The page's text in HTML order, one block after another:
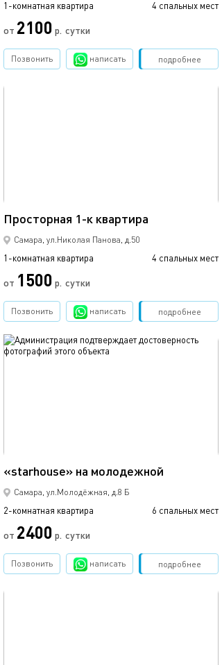
1-комнатная квартира 4 спальных мест
от 2100 р. сутки
подробнее
Позвонить написать Забронировать
Просторная 1-к квартира
Самара, ул.Николая Панова, д.50
1-комнатная квартира 4 спальных мест
от 1500 р. сутки
подробнее
Позвонить написать Забронировать
«starhouse» на молодежной
Самара, ул.Молодёжная, д.8 Б
2-комнатная квартира 6 спальных мест
от 2400 р. сутки
обновлено 25.03.2022
подробнее
Позвонить написать Забронировать